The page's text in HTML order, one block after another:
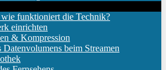
wie funktioniert die Technik?
einrichten
& Kompression
Datenvolumens beim Streamen